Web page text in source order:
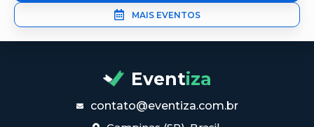
MAIS EVENTOS
Eventiza
contato@eventiza.com.br